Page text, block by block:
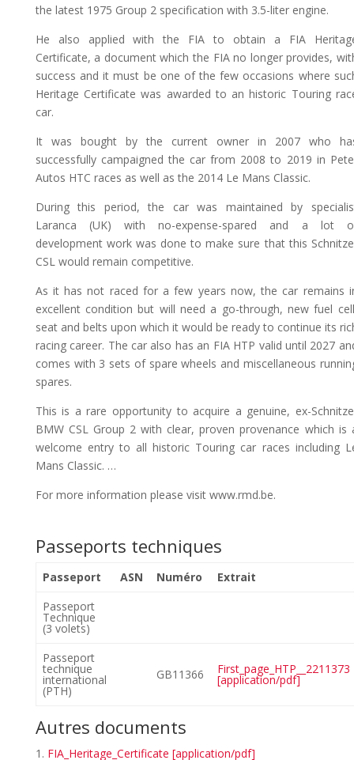
the latest 1975 Group 2 specification with 3.5-liter engine.
He also applied with the FIA to obtain a FIA
Certificate, a document which the FIA no longer provides,
success and it must be one of the few occasions where
Heritage Certificate was awarded to an historic Touring
car.
It was bought by the current owner in 2007 who
successfully campaigned the car from 2008 to 2019 in
Autos HTC races as well as the 2014 Le Mans Classic.
During this period, the car was maintained by
Laranca (UK) with no-expense-spared and a lot
development work was done to make sure that this
CSL would remain competitive.
As it has not raced for a few years now, the car remains
excellent condition but will need a go-through, new fuel
seat and belts upon which it would be ready to continue its
racing career. The car also has an FIA HTP valid until 2027
comes with 3 sets of spare wheels and miscellaneous
spares.
This is a rare opportunity to acquire a genuine, ex-
BMW CSL Group 2 with clear, proven provenance which is
welcome entry to all historic Touring car races including
Mans Classic. …
For more information please visit www.rmd.be.
Passeports techniques
Passeport ASN Numéro
Extrait
Passeport
Technique
(3 volets)
Passeport
technique
international
(PTH)
GB11366 First_page_HTP__2211373
[application/pdf]
Autres documents
FIA_Heritage_Certificate [application/pdf]